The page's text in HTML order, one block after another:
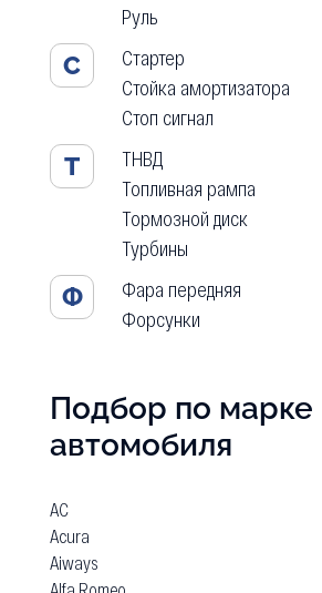
Руль
С
Стартер
Стойка амортизатора
Стоп сигнал
Т
ТНВД
Топливная рампа
Тормозной диск
Турбины
Ф
Фара передняя
Форсунки
Подбор по марке
автомобиля
AC
Acura
Aiways